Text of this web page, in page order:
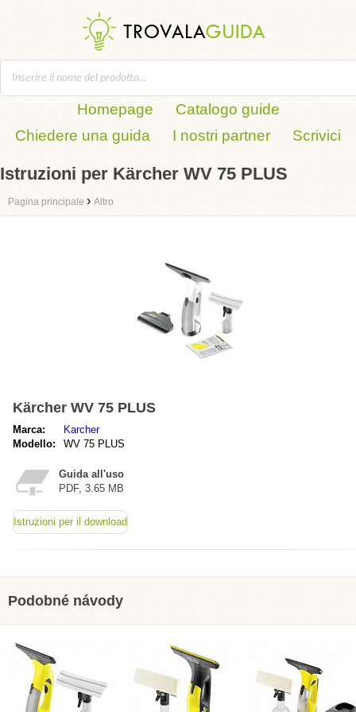
Homepage
Catalogo guide
Chiedere una guida
I nostri partner Scrivici
Istruzioni per Kärcher WV 75 PLUS
Pagina principale › Altro
Kärcher WV 75 PLUS
Marca:
Karcher
Modello:
WV 75 PLUS
Guida all'uso
PDF, 3.65 MB
Istruzioni per il download
Podobné návody